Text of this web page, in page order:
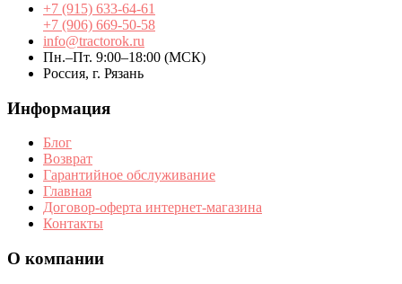
+7 (915) 633-64-61
+7 (906) 669-50-58
info@tractorok.ru
Пн.–Пт. 9:00–18:00 (МСК)
Россия, г. Рязань
Информация
Блог
Возврат
Гарантийное обслуживание
Главная
Договор-оферта интернет-магазина
Контакты
О компании